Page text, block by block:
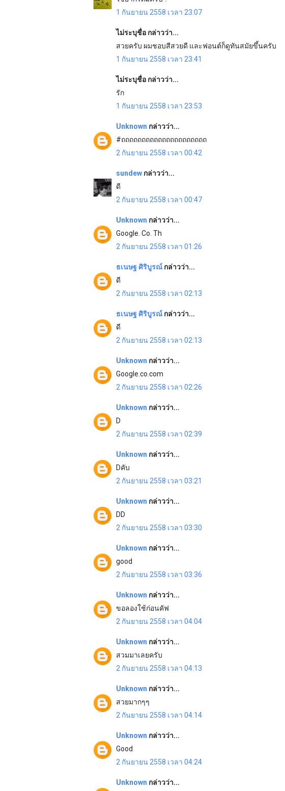
1 กันยายน 2558 เวลา 23:07
ไม่ระบุชื่อ กล่าวว่า...
สวยครับ ผมชอบสีสวยดี และฟอนต์ก็ดูทันสมัยขึ้นครับ
1 กันยายน 2558 เวลา 23:41
ไม่ระบุชื่อ กล่าวว่า...
รัก
1 กันยายน 2558 เวลา 23:53
Unknown กล่าวว่า...
#ถถถถถถถถถถถถถถถถถถถถถ
2 กันยายน 2558 เวลา 00:42
sundew กล่าวว่า...
ดี
2 กันยายน 2558 เวลา 00:47
Unknown กล่าวว่า...
Google. Co. Th
2 กันยายน 2558 เวลา 01:26
ธเนษฐ ศิริบูรณ์ กล่าวว่า...
ดี
2 กันยายน 2558 เวลา 02:13
ธเนษฐ ศิริบูรณ์ กล่าวว่า...
ดี
2 กันยายน 2558 เวลา 02:13
Unknown กล่าวว่า...
Google.co.com
2 กันยายน 2558 เวลา 02:26
Unknown กล่าวว่า...
D
2 กันยายน 2558 เวลา 02:39
Unknown กล่าวว่า...
Dคับ
2 กันยายน 2558 เวลา 03:21
Unknown กล่าวว่า...
DD
2 กันยายน 2558 เวลา 03:30
Unknown กล่าวว่า...
good
2 กันยายน 2558 เวลา 03:36
Unknown กล่าวว่า...
ขอลองใช้ก่อนคัฟ
2 กันยายน 2558 เวลา 04:04
Unknown กล่าวว่า...
สวมมาเลยครับ
2 กันยายน 2558 เวลา 04:13
Unknown กล่าวว่า...
สวยมากๆๆ
2 กันยายน 2558 เวลา 04:14
Unknown กล่าวว่า...
Good
2 กันยายน 2558 เวลา 04:24
Unknown กล่าวว่า...